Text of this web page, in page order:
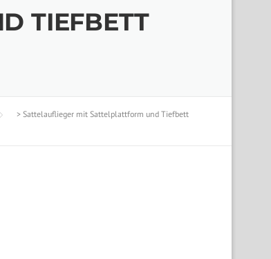
TIEFBETT
> Sattelauflieger mit Sattelplattform und Tiefbett